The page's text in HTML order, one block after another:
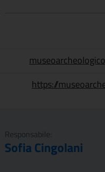
https://
Responsabile:
Sofia Cingolani